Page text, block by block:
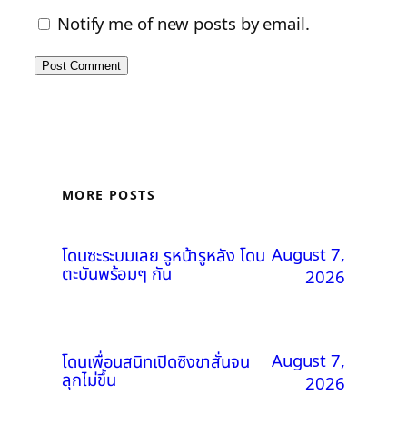
Notify me of new posts by email.
MORE POSTS
โดนซะระบมเลย รูหน้ารูหลัง โดน
ตะบันพร้อมๆ กัน
August 7,
2026
โดนเพื่อนสนิทเปิดซิงขาสั่นจน
ลุกไม่ขึ้น
August 7,
2026